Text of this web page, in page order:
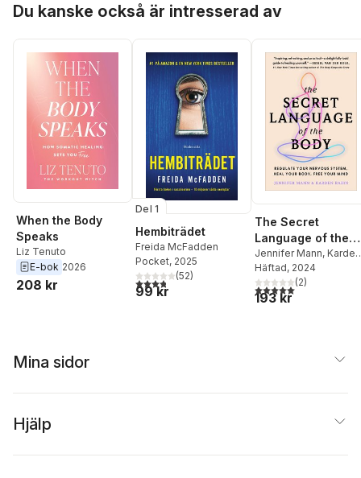
Du kanske också är intresserad av
When the Body
Speaks
Liz Tenuto
E-bok 2026
208 kr
Del 1
Hembiträdet
Freida McFadden
Pocket, 2025
3,8utav 5 stjärnor. Totalt antal röster:
(52)
99 kr
The Secret
Language of the
Body
Jennifer Mann, Karden
Rabin
Häftad, 2024
5,0utav 5 stjärnor.
(2)
193 kr
Mina sidor
Hjälp